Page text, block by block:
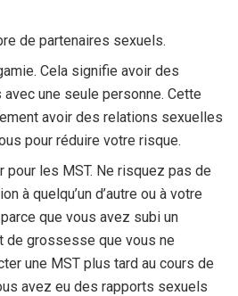
de partenaires sexuels.
Cela signifie avoir des
une seule personne. Cette
avoir des relations sexuelles
pour réduire votre risque.
pour les MST. Ne risquez pas de
à quelqu’un d’autre ou à votre
que vous avez subi un
de grossesse que vous ne
une MST plus tard au cours de
avez eu des rapports sexuels